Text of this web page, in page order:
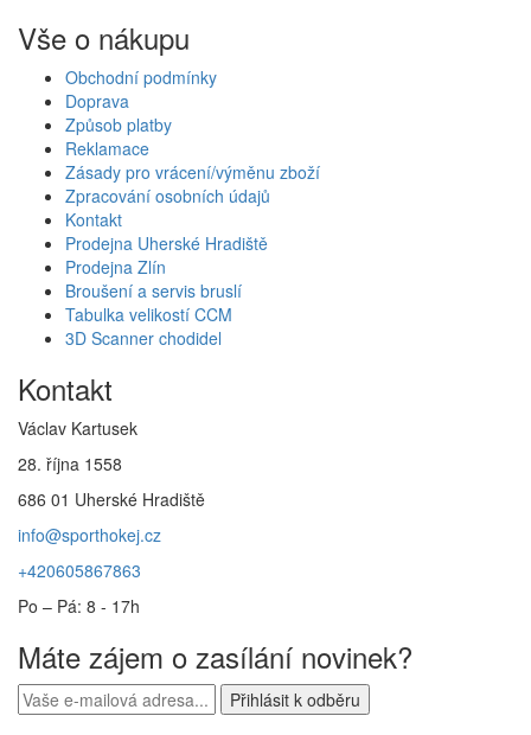
Vše o nákupu
Obchodní podmínky
Doprava
Způsob platby
Reklamace
Zásady pro vrácení/výměnu zboží
Zpracování osobních údajů
Kontakt
Prodejna Uherské Hradiště
Prodejna Zlín
Broušení a servis bruslí
Tabulka velikostí CCM
3D Scanner chodidel
Kontakt
Václav Kartusek
28. října 1558
686 01 Uherské Hradiště
info@sporthokej.cz
+420605867863
Po – Pá: 8 - 17h
Máte zájem o zasílání novinek?